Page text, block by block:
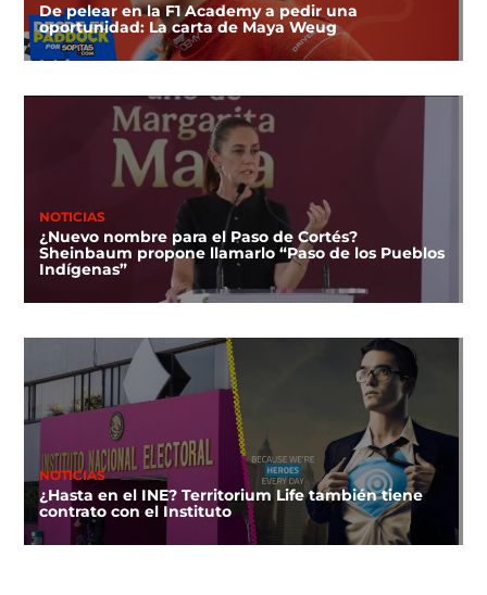
De pelear en la F1 Academy a pedir una
oportunidad: La carta de Maya Weug
NOTICIAS
¿Nuevo nombre para el Paso de Cortés?
Sheinbaum propone llamarlo “Paso de los Pueblos
Indígenas”
NOTICIAS
¿Hasta en el INE? Territorium Life también tiene
contrato con el Instituto